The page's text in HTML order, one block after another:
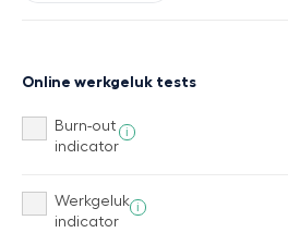
Online werkgeluk tests
Burn-out
indicator
i
Werkgeluk
indicator
i